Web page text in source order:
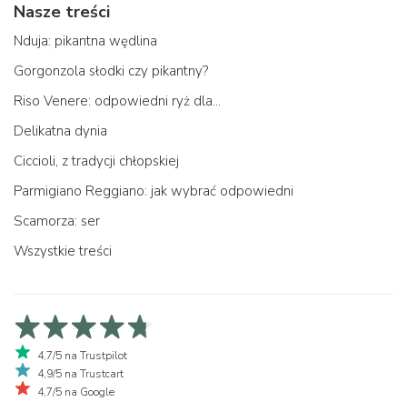
Nasze treści
Nduja: pikantna wędlina
Gorgonzola słodki czy pikantny?
Riso Venere: odpowiedni ryż dla...
Delikatna dynia
Ciccioli, z tradycji chłopskiej
Parmigiano Reggiano: jak wybrać odpowiedni
Scamorza: ser
Wszystkie treści
4,7/5 na Trustpilot
4,9/5 na Trustcart
4,7/5 na Google